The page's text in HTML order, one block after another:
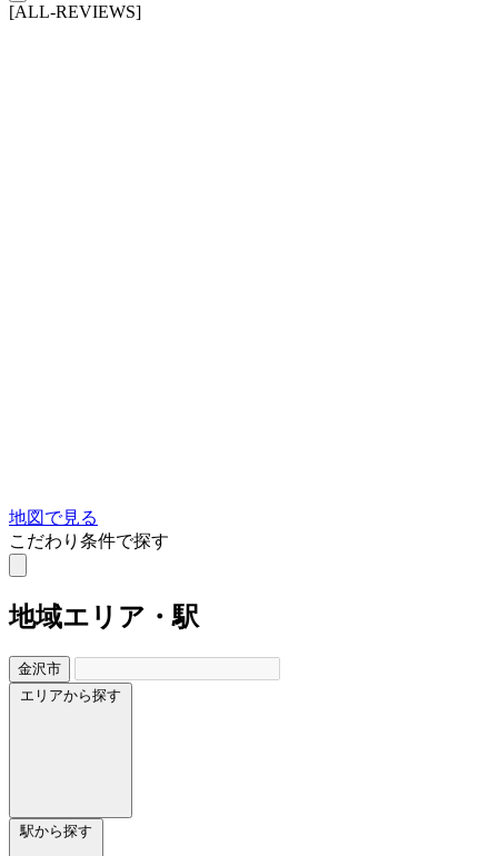
[ALL-REVIEWS]
地図で見る
こだわり条件で探す
地域エリア・駅
金沢市
エリアから探す
駅から探す